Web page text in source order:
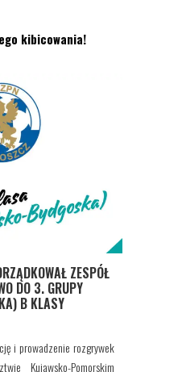
ZESPÓŁ
DO 3. GRUPY
B KLASY
i prowadzenie rozgrywek
Kujawsko-Pomorskim
kibicowania!